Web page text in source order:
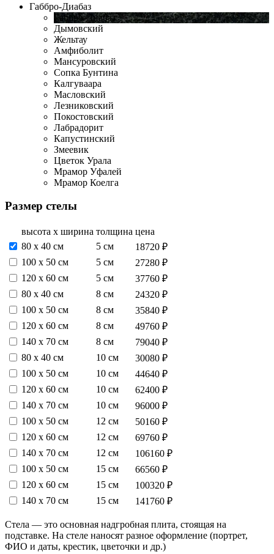
Габбро-Диабаз
Габбро-Диабаз
Дымовский
Жельтау
Амфиболит
Мансуровский
Сопка Бунтина
Калгуваара
Масловский
Лезниковский
Покостовский
Лабрадорит
Капустинский
Змеевик
Цветок Урала
Мрамор Уфалей
Мрамор Коелга
Размер стелы
высота х ширина толщина цена
80 х 40 см
5 см
18720 ₽
100 х 50 см
5 см
27280 ₽
120 х 60 см
5 см
37760 ₽
80 х 40 см
8 см
24320 ₽
100 х 50 см
8 см
35840 ₽
120 х 60 см
8 см
49760 ₽
140 х 70 см
8 см
79040 ₽
80 х 40 см
10 см
30080 ₽
100 х 50 см
10 см
44640 ₽
120 х 60 см
10 см
62400 ₽
140 х 70 см
10 см
96000 ₽
100 х 50 см
12 см
50160 ₽
120 х 60 см
12 см
69760 ₽
140 х 70 см
12 см
106160 ₽
100 х 50 см
15 см
66560 ₽
120 х 60 см
15 см
100320 ₽
140 х 70 см
15 см 141760 ₽
Стела — это основная надгробная плита, стоящая на
подставке. На стеле наносят разное оформление (портрет,
ФИО и даты, крестик, цветочки и др.)